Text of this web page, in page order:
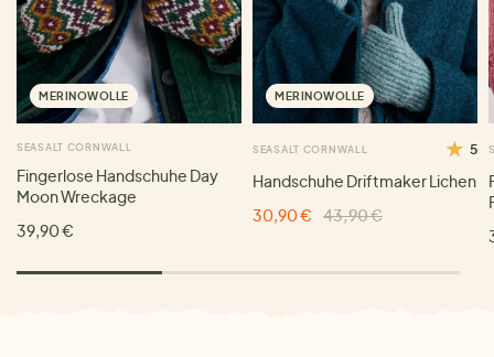
MERINOWOLLE
SEASALT CORNWALL
Fingerlose Handschuhe Day
Moon Wreckage
39,90 €
MERINOWOLLE
SEASALT CORNWALL 5
Handschuhe Driftmaker Lichen
30,90 €
43,90 €